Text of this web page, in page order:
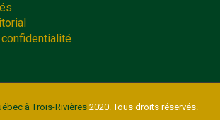
confidentialité
à Trois-Rivières2020. Tous droits réservés.